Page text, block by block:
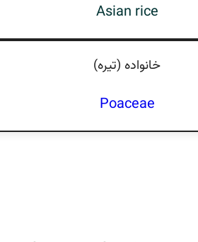
Asian rice
خانواده (تيره)
Poaceae